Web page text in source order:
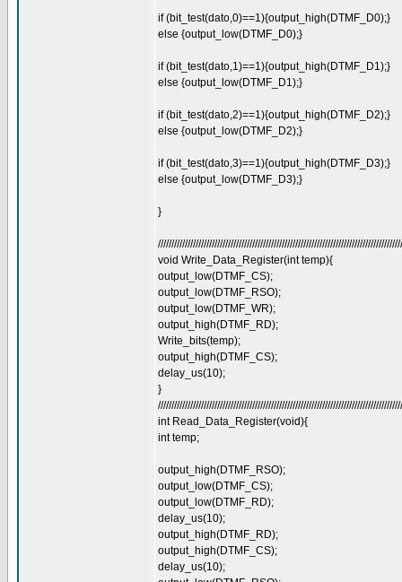
if (bit_test(dato,0)==1){output_high(DTMF_D0);}
else {output_low(DTMF_D0);}
if (bit_test(dato,1)==1){output_high(DTMF_D1);}
else {output_low(DTMF_D1);}
if (bit_test(dato,2)==1){output_high(DTMF_D2);}
else {output_low(DTMF_D2);}
if (bit_test(dato,3)==1){output_high(DTMF_D3);}
else {output_low(DTMF_D3);}
}
void Write_Data_Register(int temp){
output_low(DTMF_CS);
output_low(DTMF_RSO);
output_low(DTMF_WR);
output_high(DTMF_RD);
Write_bits(temp);
output_high(DTMF_CS);
delay_us(10);
}
int Read_Data_Register(void){
int temp;
output_high(DTMF_RSO);
output_low(DTMF_CS);
output_low(DTMF_RD);
delay_us(10);
output_high(DTMF_RD);
output_high(DTMF_CS);
delay_us(10);